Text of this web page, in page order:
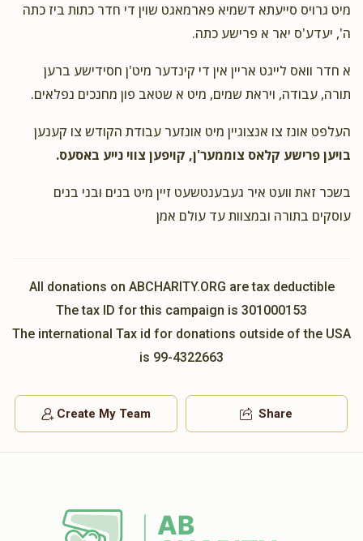
ר' משה וואקסמאן ומשפחתו
$100.00
תומך תורה
In honor of Moshe and Ruchy, two of the finest people
YOEL WEISS
ר' משה וואקסמאן ומשפחתו
2 years ago
$180.00
זכות תשב"ר
מיט גרויס סייעתא דשמיא פארמאגט שוין די חדר כתות ביז כתה
ה', יעדע'ס יאר א פרישע כתה.
א חדר וואס לייגט אריין אין די קינדער מיט'ן חסידישע ברען
תורה, עבודה, ויראת שמים, מיט א שטאב פון מחנכים נפלאים.
העלפט אונז צו אנצוגיין מיט אונזער עבודת הקודש צו קענען
בויען פרישע קלאס צוממער'ן, קויפען צווי נייע באסעס.
בשכר זאת וועט איר געבענטשעט זיין מיט בנים ובני בנים
עוסקים בתורה ובמצוות עד עולם אמן
All donations on ABCHARITY.ORG are tax deductible
The tax ID for this campaign is 301000153
The international Tax id for donations outside of the USA
is 99-4322663
Create My Team Share